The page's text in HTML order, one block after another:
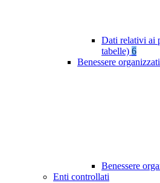
Dati relativi ai
tabelle) 6
Benessere
Benessere
Enti controllati